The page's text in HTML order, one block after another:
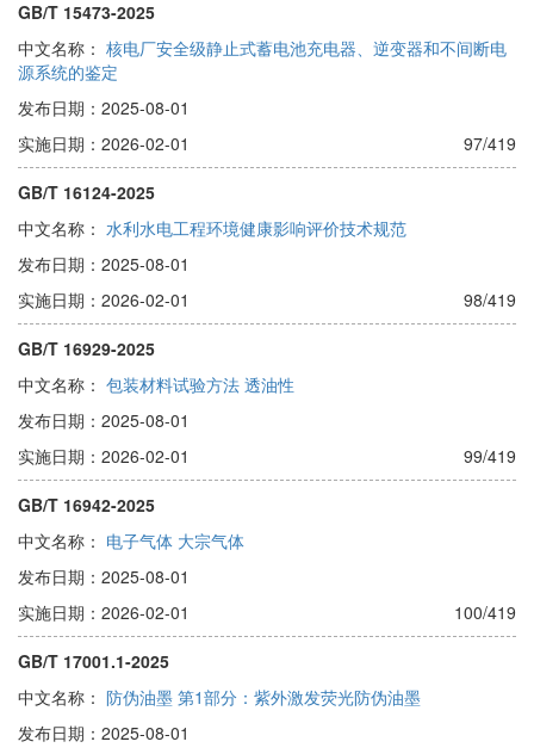
GB/T 15473-2025
中文名称： 核电厂安全级静止式蓄电池充电器、逆变器和不间断电
源系统的鉴定
发布日期：2025-08-01
实施日期：2026-02-01
97/419
GB/T 16124-2025
中文名称： 水利水电工程环境健康影响评价技术规范
发布日期：2025-08-01
实施日期：2026-02-01
98/419
GB/T 16929-2025
中文名称： 包装材料试验方法 透油性
发布日期：2025-08-01
实施日期：2026-02-01
99/419
GB/T 16942-2025
中文名称： 电子气体 大宗气体
发布日期：2025-08-01
实施日期：2026-02-01
100/419
GB/T 17001.1-2025
中文名称： 防伪油墨 第1部分：紫外激发荧光防伪油墨
发布日期：2025-08-01